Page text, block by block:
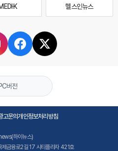
헬스인뉴스
PC버전
고문의개인정보처리방침
하이뉴스)
제금융로2길 17 시티플라자 421호